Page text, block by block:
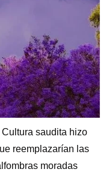
saudita hizo
reemplazarían las
moradas